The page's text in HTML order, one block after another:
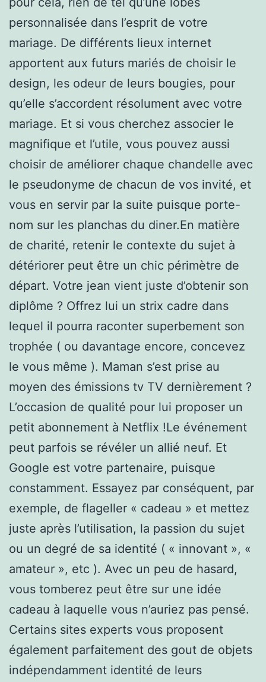
personnalisée dans l’esprit de votre
mariage. De différents lieux internet
apportent aux futurs mariés de choisir le
design, les odeur de leurs bougies, pour
qu’elle s’accordent résolument avec votre
mariage. Et si vous cherchez associer le
magnifique et l’utile, vous pouvez aussi
choisir de améliorer chaque chandelle avec
le pseudonyme de chacun de vos invité, et
vous en servir par la suite puisque porte-
nom sur les planchas du diner.En matière
de charité, retenir le contexte du sujet à
détériorer peut être un chic périmètre de
départ. Votre jean vient juste d’obtenir son
diplôme ? Offrez lui un strix cadre dans
lequel il pourra raconter superbement son
trophée ( ou davantage encore, concevez
le vous même ). Maman s’est prise au
moyen des émissions tv TV dernièrement ?
L’occasion de qualité pour lui proposer un
petit abonnement à Netflix !Le événement
peut parfois se révéler un allié neuf. Et
Google est votre partenaire, puisque
constamment. Essayez par conséquent, par
exemple, de flageller « cadeau » et mettez
juste après l’utilisation, la passion du sujet
ou un degré de sa identité ( « innovant », «
amateur », etc ). Avec un peu de hasard,
vous tomberez peut être sur une idée
cadeau à laquelle vous n’auriez pas pensé.
Certains sites experts vous proposent
également parfaitement des gout de objets
indépendamment identité de leurs